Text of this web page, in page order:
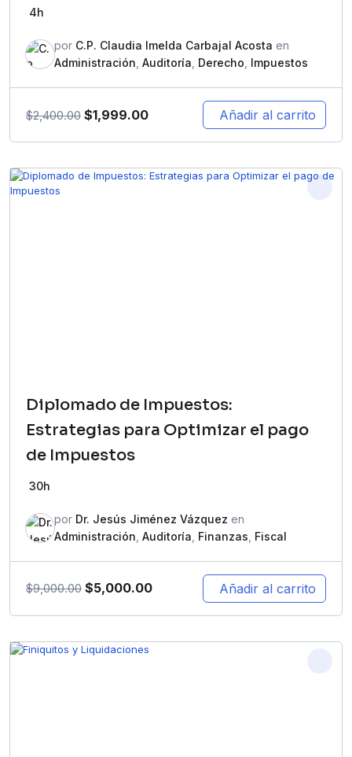
4h
por C.P. Claudia Imelda Carbajal Acosta en
Administración Auditoría Derecho Impuestos
$2,400.00 $1,999.00 Añadir al carrito
Diplomado de Impuestos:
Estrategias para Optimizar el pago
de Impuestos
30h
por Dr. Jesús Jiménez Vázquez en
Administración Auditoría Finanzas Fiscal
$9,000.00 $5,000.00 Añadir al carrito